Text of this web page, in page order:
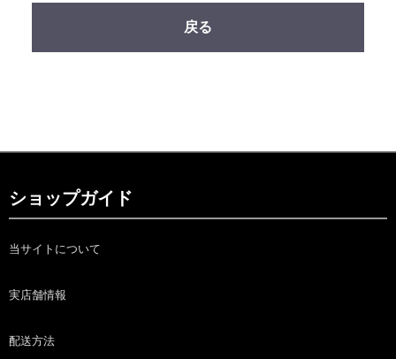
戻る
ショップガイド
当サイトについて
実店舗情報
配送方法